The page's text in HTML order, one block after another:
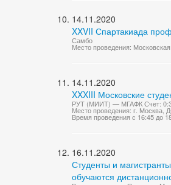
14.11.2020
XXVII Спартакиада
Самбо
Место проведения:
14.11.2020
XXXIII Московские
РУТ (МИИТ) — МГАФК Счет:
Место проведения: г.
Время проведения с 16:45 до
16.11.2020
Студенты и
обучаются